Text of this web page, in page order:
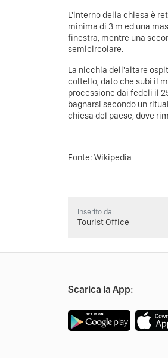
L'interno della chiesa è
minima di 3 m ed una
finestra, mentre una
semicircolare.
La nicchia dell'altare
coltello, dato che subì il
processione dai fedeli il
bagnarsi secondo un
chiesa del paese, dove
Fonte: Wikipedia
Inserito da:
Tourist Office
Scarica la App: